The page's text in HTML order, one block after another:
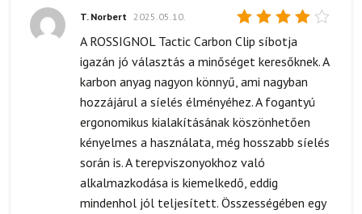
Értékelés:
/ 5
T. Norbert 2025.05.10.
A ROSSIGNOL Tactic Carbon Clip síbotja
igazán jó választás a minőséget keresőknek. A
karbon anyag nagyon könnyű, ami nagyban
hozzájárul a síelés élményéhez. A fogantyú
ergonomikus kialakításának köszönhetően
kényelmes a használata, még hosszabb síelés
során is. A terepviszonyokhoz való
alkalmazkodása is kiemelkedő, eddig
mindenhol jól teljesített. Összességében egy